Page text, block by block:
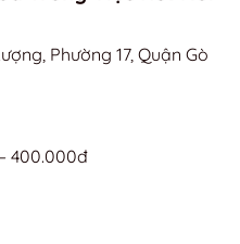
Phường 17, Quận Gò
400.000đ